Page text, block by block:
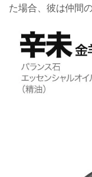
た場合、彼は仲間